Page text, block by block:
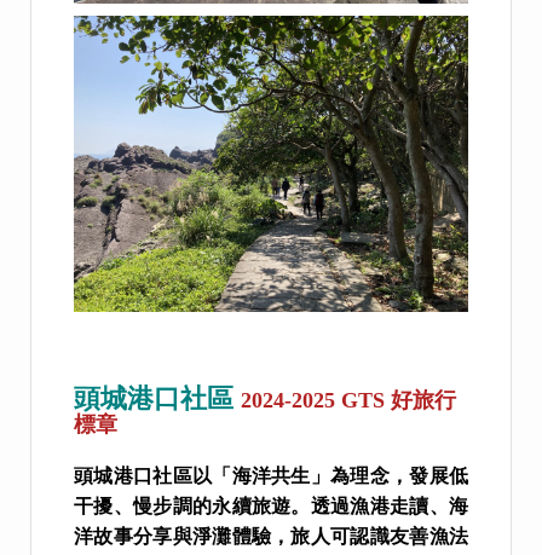
頭城港口社區 2024-2025 GTS 好旅行
標章
頭城港口社區以「海洋共生」為理念，發展低
干擾、慢步調的永續旅遊。透過漁港走讀、海
洋故事分享與淨灘體驗，旅人可認識友善漁法